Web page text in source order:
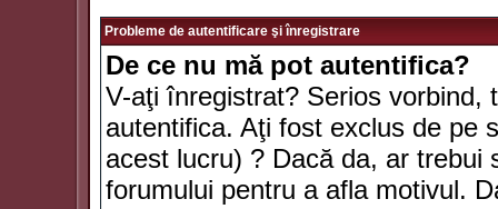
Probleme de autentificare şi înregistrare
De ce nu mă pot autentifica?
V-aţi înregistrat? Serios vorbind,
autentifica. Aţi fost exclus de pe
acest lucru) ? Dacă da, ar trebui
forumului pentru a afla motivul.